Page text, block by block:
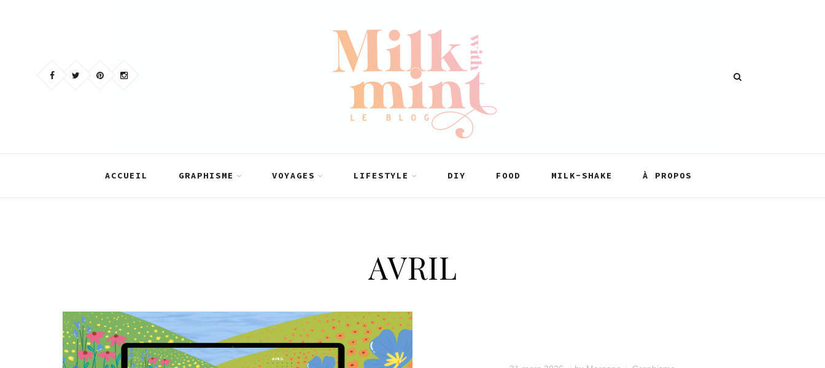
ACCUEIL GRAPHISME VOYAGES LIFESTYLE DIY FOOD MILK-SHAKE À PROPOS
AVRIL